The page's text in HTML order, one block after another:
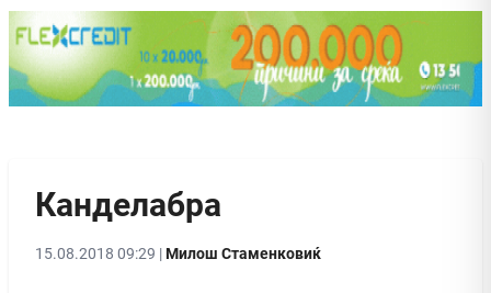
Канделабра
15.08.2018 09:29 |Милош Стаменковиќ